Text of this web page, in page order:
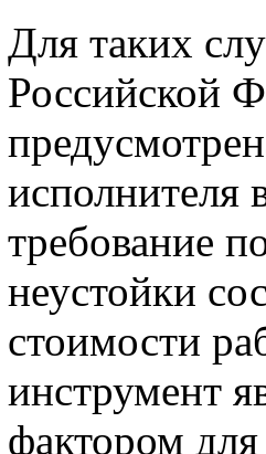
Для таких
Российской
исполнителя
требование
неустойки
стоимости
инструмент
фактором